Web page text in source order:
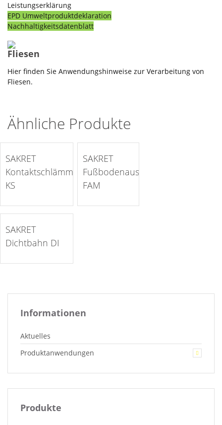
Leistungserklärung
EPD Umweltproduktdeklaration
Nachhaltigkeitsdatenblatt
Fliesen
Hier finden Sie Anwendungshinweise zur Verarbeitung von
Fliesen.
Ähnliche Produkte
SAKRET
Kontaktschlämme
KS
auf die Merkliste >
SAKRET
Fußbodenausgleichsmasse
FAM
SAKRET
Dichtbahn DI
Informationen
Aktuelles
Produktanwendungen
Produkte